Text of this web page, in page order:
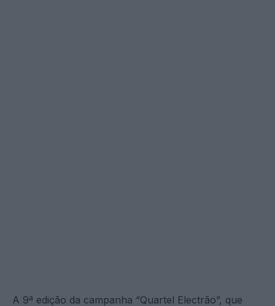
A 9ª edição da campanha “Quartel Electrão”, que